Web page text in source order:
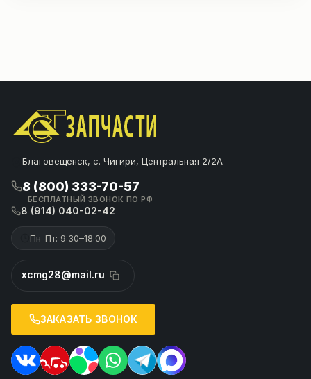
Благовещенск, с. Чигири, Центральная 2/2А
8 (800) 333-70-57
БЕСПЛАТНЫЙ ЗВОНОК ПО РФ
8 (914) 040-02-42
Пн-Пт: 9:30–18:00
xcmg28@mail.ru
ЗАКАЗАТЬ ЗВОНОК